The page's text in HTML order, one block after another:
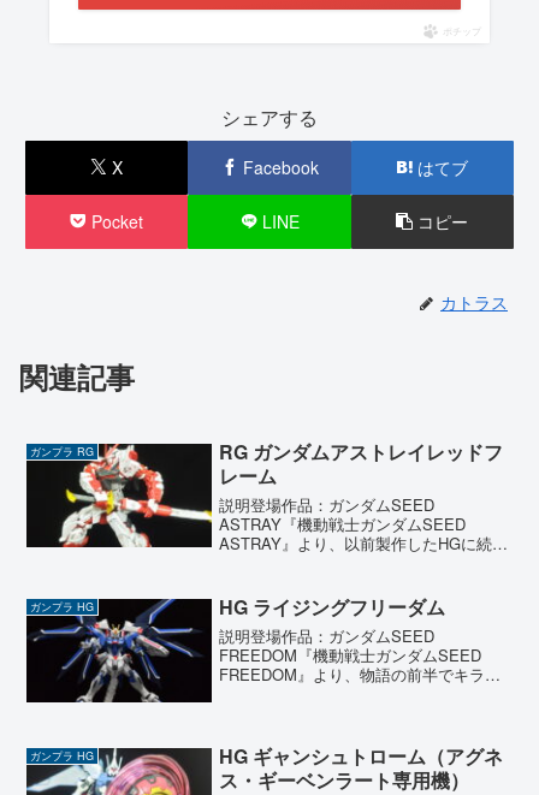
ポチップ
シェアする
X Facebook はてブ
Pocket LINE コピー
カトラス
関連記事
ガンプラ RG
RG ガンダムアストレイレッドフ
レーム
説明登場作品：ガンダムSEED
ASTRAY『機動戦士ガンダムSEED
ASTRAY』より、以前製作したHGに続
HGでも十分な完成度でしたが、RGにな
ると密度感とリアリ...
ガンプラ HG HG ライジングフリーダム
説明登場作品：ガンダムSEED
FREEDOM『機動戦士ガンダムSEED
FREEDOM』より、物語の前半でキラ・
る場面が目立ってし...
ガンプラ HG
HG ギャンシュトローム（アグネ
ス・ギーベンラート専用機）